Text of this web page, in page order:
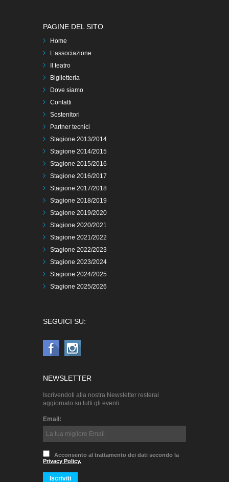
PAGINE DEL SITO
Home
L’associazione
Il teatro
Biglietteria
Dove siamo
Contatti
Sostenitori
Partner tecnici
Stagione 2013/2014
Stagione 2014/2015
Stagione 2015/2016
Stagione 2016/2017
Stagione 2017/2018
Stagione 2018/2019
Stagione 2019/2020
Stagione 2020/2021
Stagione 2021/2022
Stagione 2022/2023
Stagione 2023/2024
Stagione 2024/2025
Stagione 2025/2026
SEGUICI SU:
NEWSLETTER
Iscrivendoti alla nostra Newsletter resterai
aggiornato su tutti gli eventi.
Email:
Acconsento al trattamento dei dati secondo la
Privacy Policy.